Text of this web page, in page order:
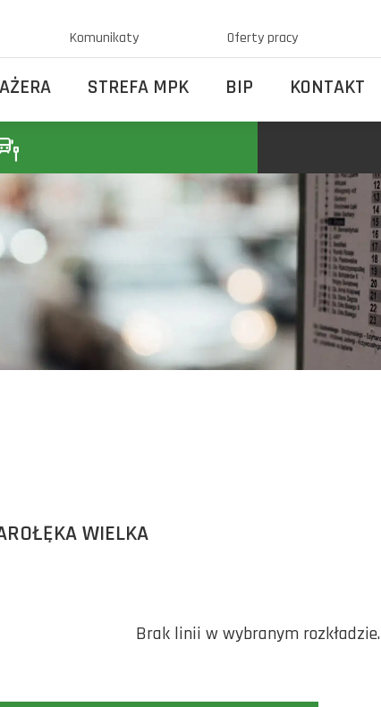
Komunikaty Oferty pracy
STREFA MPK BIP KONTAKT
WIELKA
Brak linii w wybranym rozkładzie.